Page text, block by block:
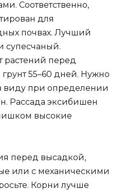
Соответственно,
для
почвах. Лучший
супесчаный.
растений перед
55–60 дней. Нужно
виду при определении
Рассада эксибишен
высокие
перед высадкой,
или с механическими
Корни лучше